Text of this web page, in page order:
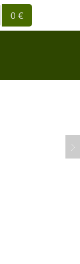
0 €